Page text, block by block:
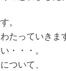
。
たっていきま
・・・。
ついて、